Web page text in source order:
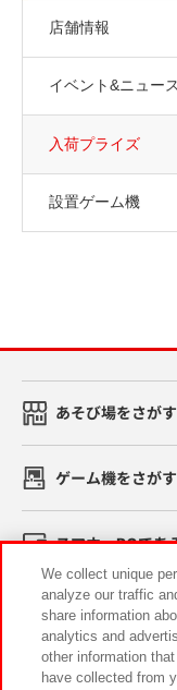
店舗情報
イベント&ニュース
入荷プライズ
設置ゲーム機
あそび場をさがす
ゲーム機をさがす
スマホ・PCであ
イベント・キャン
We collect unique
analyze our traffic
share information
analytics and
other information
have collected from